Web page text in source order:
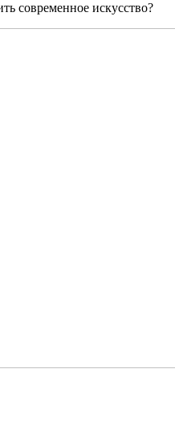
современное искусство?